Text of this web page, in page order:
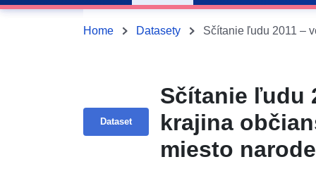
Home Datasety
Dataset
Sčítanie ľudu
krajina
miesto